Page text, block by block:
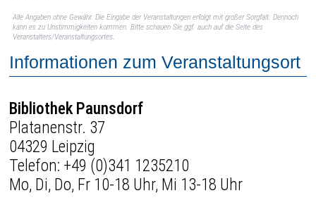
Alle Angaben ohne Gewähr. Die Eingabe der Veranstaltungen erfolgt mit großer Sorgfalt. Dennoch
kann es zu Unstimmigkeiten kommen. Bitte schauen Sie ggf. auch auf die Seite des
Veranstalters/Veranstaltungsortes.
Informationen zum Veranstaltungsort
Bibliothek Paunsdorf
Platanenstr. 37
04329 Leipzig
Telefon: +49 (0)341 1235210
Mo, Di, Do, Fr 10-18 Uhr, Mi 13-18 Uhr